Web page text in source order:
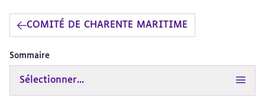
COMITÉ DE CHARENTE MARITIME
Sommaire
Sélectionner...